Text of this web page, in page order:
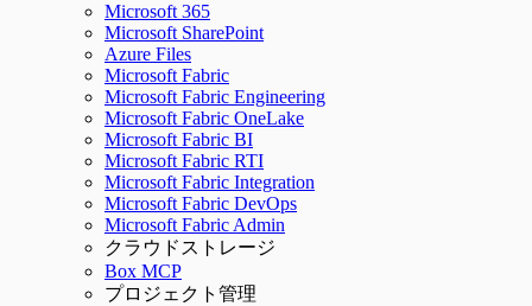
Microsoft 365
Microsoft SharePoint
Azure Files
Microsoft Fabric
Microsoft Fabric Engineering
Microsoft Fabric OneLake
Microsoft Fabric BI
Microsoft Fabric RTI
Microsoft Fabric Integration
Microsoft Fabric DevOps
Microsoft Fabric Admin
クラウドストレージ
Box MCP
プロジェクト管理